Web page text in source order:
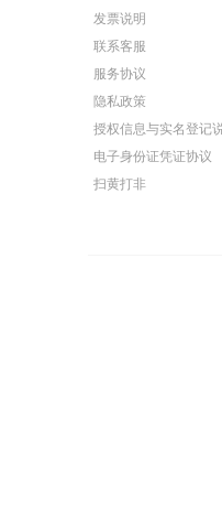
发票说明
联系客服
服务协议
隐私政策
授权信息与实名登记
电子身份证凭证协议
扫黄打非